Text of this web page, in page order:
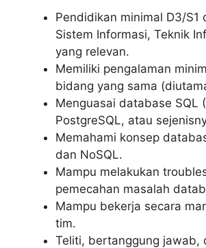
Pendidikan minimal D3/S1
Sistem Informasi, Teknik
yang relevan.
Memiliki pengalaman
bidang yang sama
Menguasai database SQL
PostgreSQL, atau
Memahami konsep
dan NoSQL.
Mampu melakukan
pemecahan masalah
Mampu bekerja secara
tim.
Teliti, bertanggung jawab,